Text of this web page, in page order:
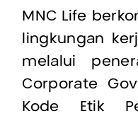
MNC Life
lingkungan
melalui
Corporate
Kode Etik